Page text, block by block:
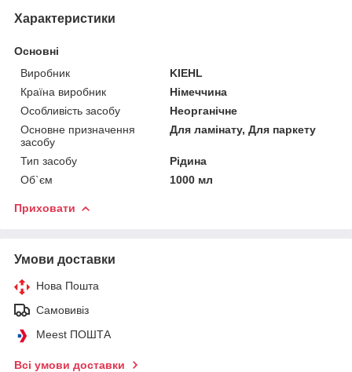
Характеристики
Основні
Виробник
KIEHL
Країна виробник
Німеччина
Особливість засобу
Неорганічне
Основне призначення
засобу
Для ламінату, Для паркету
Тип засобу
Рідина
Об`єм
1000 мл
Приховати
Умови доставки
Нова Пошта
Самовивіз
Meest ПОШТА
Всі умови доставки